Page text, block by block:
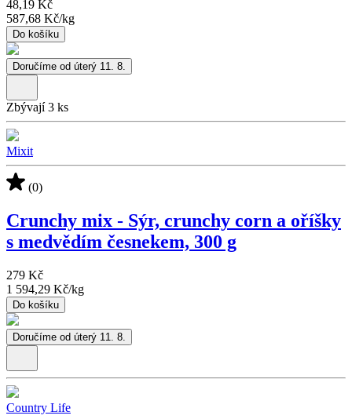
48,19 Kč
587,68 Kč/kg
Do košíku
Doručíme od úterý 11. 8.
Zbývají 3 ks
Mixit
(0)
Crunchy mix - Sýr, crunchy corn a oříšky
s medvědím česnekem, 300 g
279 Kč
1 594,29 Kč/kg
Do košíku
Doručíme od úterý 11. 8.
Country Life